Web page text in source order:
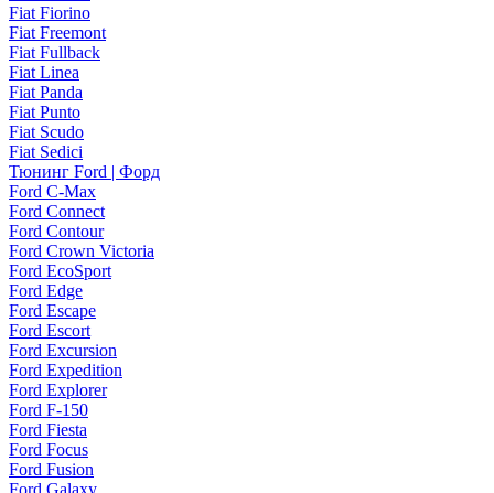
Fiat Fiorino
Fiat Freemont
Fiat Fullback
Fiat Linea
Fiat Panda
Fiat Punto
Fiat Scudo
Fiat Sedici
Тюнинг Ford | Форд
Ford C-Max
Ford Connect
Ford Contour
Ford Crown Victoria
Ford EcoSport
Ford Edge
Ford Escape
Ford Escort
Ford Excursion
Ford Expedition
Ford Explorer
Ford F-150
Ford Fiesta
Ford Focus
Ford Fusion
Ford Galaxy